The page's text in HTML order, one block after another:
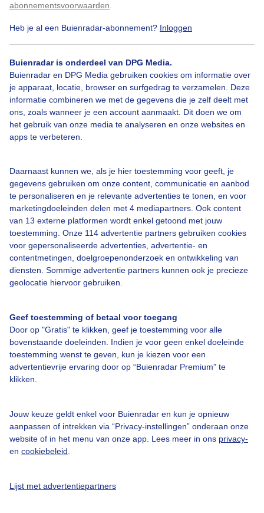
abonnementsvoorwaarden
Heb je al een Buienradar-abonnement? Inloggen
Buienradar is onderdeel van DPG Media.
Buienradar en DPG Media gebruiken cookies om informatie over
je apparaat, locatie, browser en surfgedrag te verzamelen. Deze
informatie combineren we met de gegevens die je zelf deelt met
ons, zoals wanneer je een account aanmaakt. Dit doen we om
het gebruik van onze media te analyseren en onze websites en
apps te verbeteren.
Daarnaast kunnen we, als je hier toestemming voor geeft, je
gegevens gebruiken om onze content, communicatie en aanbod
te personaliseren en je relevante advertenties te tonen, en voor
marketingdoeleinden delen met 4 mediapartners. Ook content
van 13 externe platformen wordt enkel getoond met jouw
toestemming. Onze 114 advertentie partners gebruiken cookies
voor gepersonaliseerde advertenties, advertentie- en
contentmetingen, doelgroepenonderzoek en ontwikkeling van
diensten. Sommige advertentie partners kunnen ook je precieze
geolocatie hiervoor gebruiken.
Geef toestemming of betaal voor toegang
Door op "Gratis" te klikken, geef je toestemming voor alle
bovenstaande doeleinden. Indien je voor geen enkel doeleinde
toestemming wenst te geven, kun je kiezen voor een
advertentievrije ervaring door op “Buienradar Premium” te
klikken.
Jouw keuze geldt enkel voor Buienradar en kun je opnieuw
aanpassen of intrekken via “Privacy-instellingen” onderaan onze
website of in het menu van onze app. Lees meer in ons privacy-
en cookiebeleid
Lijst met advertentiepartners
Bekijk slideshow
Een moment geduld aub...
Over Buienradar
Veelgestelde vragen
Contact
Toegankelijkheid
Gebruikersvoorwaarden
Buienradar Team
Privacy instellingen